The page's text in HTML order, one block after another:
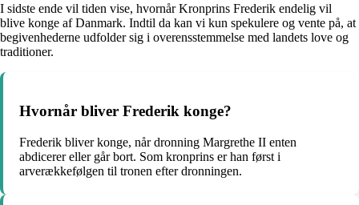
I sidste ende vil tiden vise, hvornår Kronprins Frederik endelig vil
blive konge af Danmark. Indtil da kan vi kun spekulere og vente på, at
begivenhederne udfolder sig i overensstemmelse med landets love og
traditioner.
Hvornår bliver Frederik konge?
Frederik bliver konge, når dronning Margrethe II enten
abdicerer eller går bort. Som kronprins er han først i
arverækkefølgen til tronen efter dronningen.